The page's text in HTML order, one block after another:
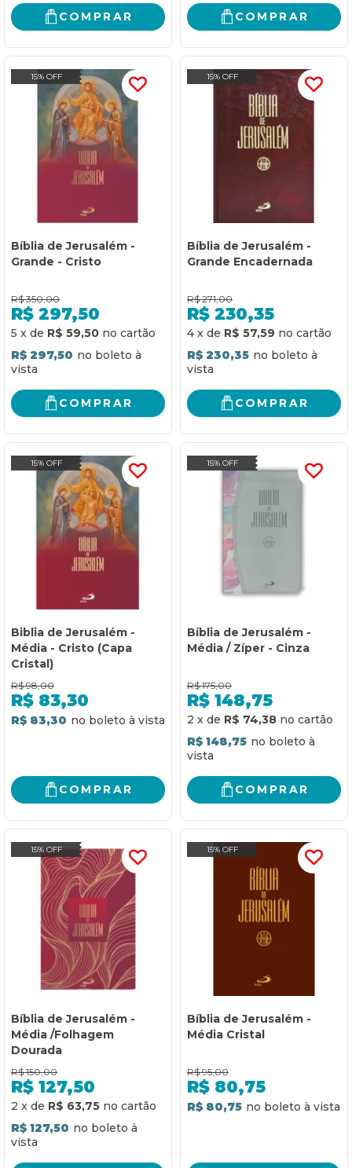
COMPRAR COMPRAR
15% OFF
Bíblia de Jerusalém -
Grande - Cristo
R$ 350,00
R$ 297,50
5 x de R$ 59,50
R$ 297,50
COMPRAR
15% OFF
Bíblia de Jerusalém -
Grande Encadernada
R$ 271,00
R$ 230,35
4 x de R$ 57,59
R$ 230,35
COMPRAR
15% OFF
Biblia de Jerusalém -
Média - Cristo (Capa
Cristal)
R$ 98,00
R$ 83,30
R$ 83,30
COMPRAR
15% OFF
Bíblia de Jerusalém -
Média / Zíper - Cinza
R$ 175,00
R$ 148,75
2 x de R$ 74,38
R$ 148,75
COMPRAR
15% OFF
Bíblia de Jerusalém -
Média /Folhagem
Dourada
R$ 150,00
R$ 127,50
2 x de R$ 63,75
R$ 127,50
15% OFF
Bíblia de Jerusalém -
Média Cristal
R$ 95,00
R$ 80,75
R$ 80,75